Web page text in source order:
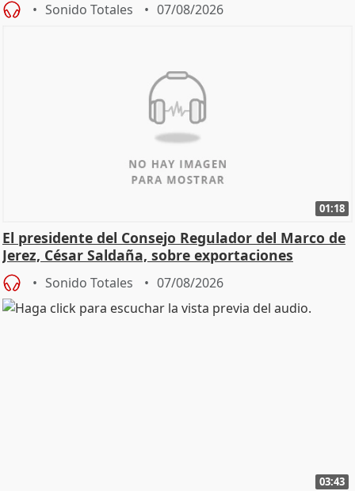
Sonido Totales 07/08/2026
01:18
El presidente del Consejo Regulador del Marco de
Jerez, César Saldaña, sobre exportaciones
Sonido Totales 07/08/2026
03:43